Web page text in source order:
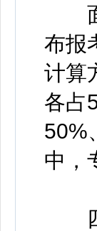
面
布报
计算
各占
50%
中，
四